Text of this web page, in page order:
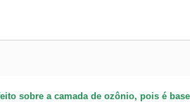
sobre a camada de ozônio, pois é